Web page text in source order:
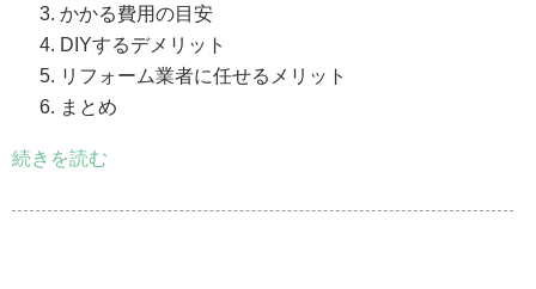
かかる費用の目安
DIYするデメリット
リフォーム業者に任せるメリット
まとめ
続きを読む